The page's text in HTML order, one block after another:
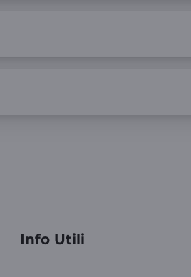
Info Utili